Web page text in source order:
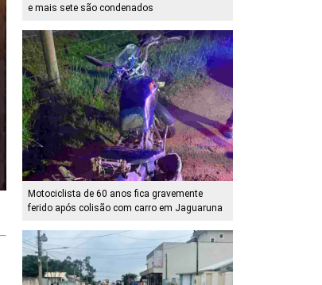
e mais sete são condenados
Motociclista de 60 anos fica gravemente
ferido após colisão com carro em Jaguaruna